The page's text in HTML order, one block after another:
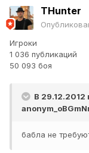
THunter
Игроки
1 036 публикаций
50 093 боя
В 29.12.2012
бабла не